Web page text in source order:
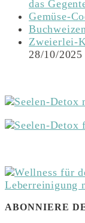
das
Gemüse-
Zweierlei-
28/10/2025
ABONNIERE